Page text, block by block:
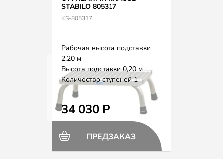
STABILO 805317
KS-805317
Рабочая высота подставки
2.20 м
Высота подставки 0,20 м
Количество ступеней 1
Вес 2,5 кг
34 030 Р
ПРЕДЗАКАЗ